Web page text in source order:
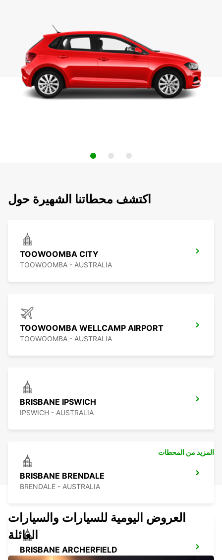
اكتشف محطاتنا الشهيرة حول
TOOWOOMBA CITY
TOOWOOMBA - AUSTRALIA
TOOWOOMBA WELLCAMP AIRPORT
TOOWOOMBA - AUSTRALIA
BRISBANE IPSWICH
IPSWICH - AUSTRALIA
BRISBANE BRENDALE
BRENDALE - AUSTRALIA
BRISBANE ARCHERFIELD
المزيد من المحطات
العروض اليومية للسيارات والسيارات
العائلة